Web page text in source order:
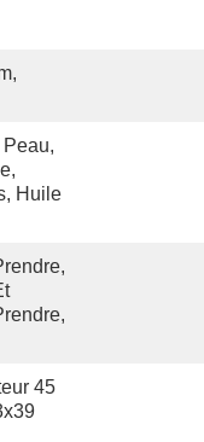
Huile
45